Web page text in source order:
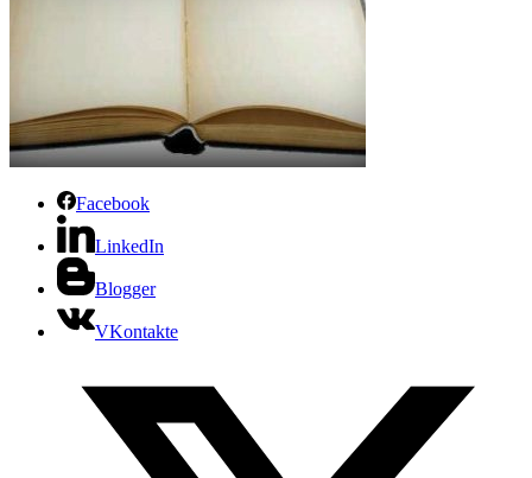
Facebook
LinkedIn
Blogger
VKontakte